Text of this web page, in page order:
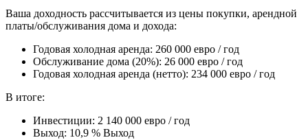
Ваша доходность рассчитывается из цены покупки, арендной
платы/обслуживания дома и дохода:
Годовая холодная аренда: 260 000 евро / год
Обслуживание дома (20%): 26 000 евро / год
Годовая холодная аренда (нетто): 234 000 евро / год
В итоге:
Инвестиции: 2 140 000 евро / год
Выход: 10,9 % Выход